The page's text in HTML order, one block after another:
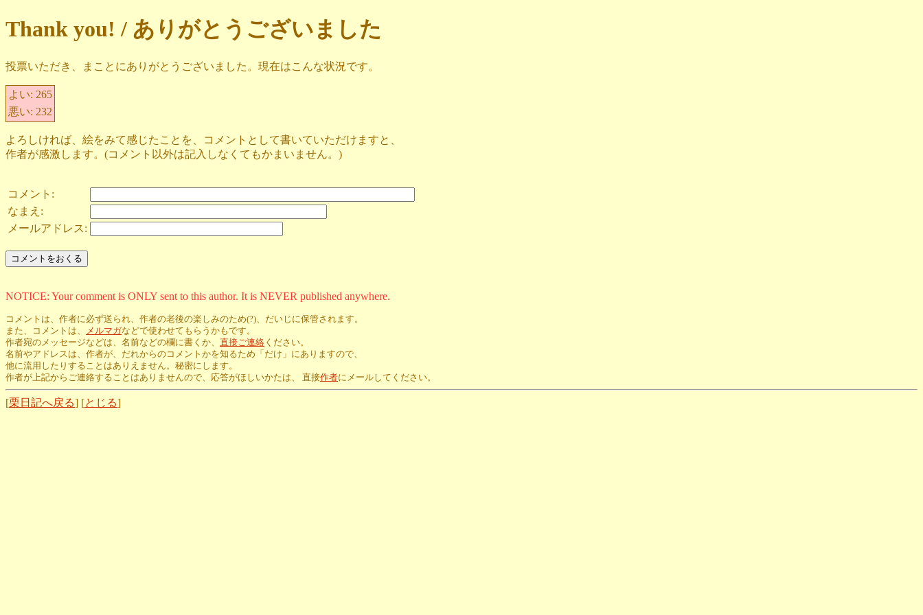
Thank you! / ありがとうございました
投票いただき、まことにありがとうございました。現在はこんな状況です。
よい: 265
悪い: 232
よろしければ、絵をみて感じたことを、コメントとして書いていただけますと、
作者が感激します。(コメント以外は記入しなくてもかまいません。)
コメント:
なまえ:
メールアドレス:
NOTICE: Your comment is ONLY sent to this author. It is NEVER published anywhere.
コメントは、作者に必ず送られ、作者の老後の楽しみのため(?)、だいじに保管されます。
また、コメントは、
メルマガなどで使わせてもらうかもです。
作者宛のメッセージなどは、名前などの欄に書くか、 直接ご連絡 ください。
名前やアドレスは、作者が、だれからのコメントかを知るため「だけ」にありますので、
他に流用したりすることはありえません。秘密にします。
作者が上記からご連絡することはありませんので、応答がほしいかたは、 直接作者にメールしてください。
[栗日記へ戻る] [とじる]